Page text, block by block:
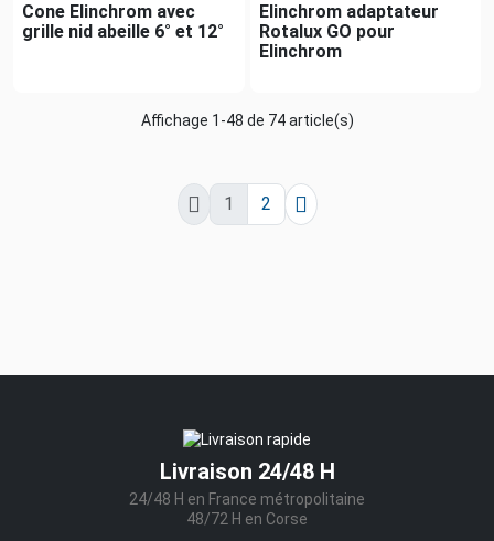
Cone Elinchrom avec
grille nid abeille 6° et 12°
Elinchrom adaptateur
Rotalux GO pour
Elinchrom
Affichage 1-48 de 74 article(s)
 1 2 
Livraison 24/48 H
24/48 H en France métropolitaine
48/72 H en Corse